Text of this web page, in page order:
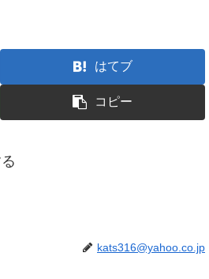
はてブ
コピー
kats316@yahoo.co.jp